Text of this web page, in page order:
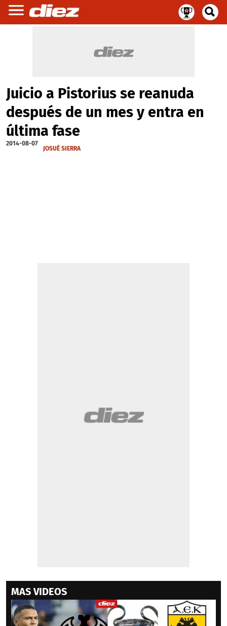
Juicio a Pistorius se reanuda
después de un mes y entra en
última fase
2014-08-07
JOSUÉ SIERRA
MAS VIDEOS